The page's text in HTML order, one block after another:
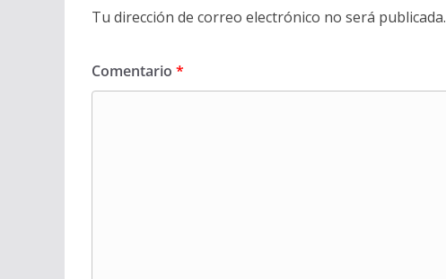
Tu dirección de correo electrónico no será publicada.
Comentario *